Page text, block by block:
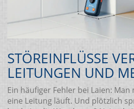
STÖREINFLÜSSE
LEITUNGEN UND
Ein häufiger Fehler bei Laien:
eine Leitung läuft. Und plötzlich